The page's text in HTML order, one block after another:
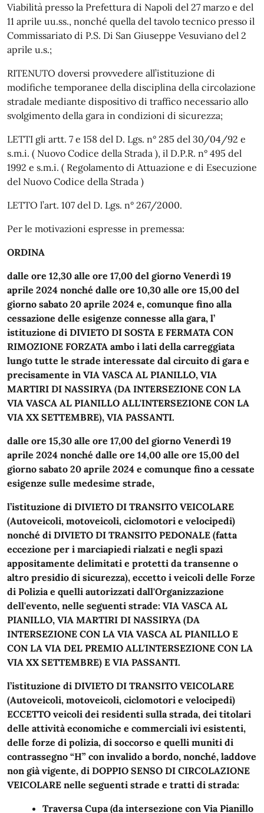
Viabilità presso la Prefettura di Napoli del 27 marzo e del
11 aprile uu.ss., nonché quella del tavolo tecnico presso il
Commissariato di P.S. Di San Giuseppe Vesuviano del 2
aprile u.s.;
RITENUTO doversi provvedere all’istituzione di
modifiche temporanee della disciplina della circolazione
stradale mediante dispositivo di traffico necessario allo
svolgimento della gara in condizioni di sicurezza;
LETTI gli artt. 7 e 158 del D. Lgs. n° 285 del 30/04/92 e
s.m.i. ( Nuovo Codice della Strada ), il D.P.R. n° 495 del
1992 e s.m.i. ( Regolamento di Attuazione e di Esecuzione
del Nuovo Codice della Strada )
LETTO l’art. 107 del D. Lgs. n° 267/2000.
Per le motivazioni espresse in premessa:
ORDINA
dalle ore 12,30 alle ore 17,00 del giorno Venerdì 19
aprile 2024 nonché dalle ore 10,30 alle ore 15,00 del
giorno sabato 20 aprile 2024 e, comunque fino alla
cessazione delle esigenze connesse alla gara, l’
istituzione di DIVIETO DI SOSTA E FERMATA CON
RIMOZIONE FORZATA ambo i lati della carreggiata
lungo tutte le strade interessate dal circuito di gara e
precisamente in VIA VASCA AL PIANILLO, VIA
MARTIRI DI NASSIRYA (DA INTERSEZIONE CON LA
VIA VASCA AL PIANILLO ALL'INTERSEZIONE CON LA
VIA XX SETTEMBRE), VIA PASSANTI.
dalle ore 15,30 alle ore 17,00 del giorno Venerdì 19
aprile 2024 nonché dalle ore 14,00 alle ore 15,00 del
giorno sabato 20 aprile 2024 e comunque fino a cessate
esigenze sulle medesime strade,
l’istituzione di DIVIETO DI TRANSITO VEICOLARE
(Autoveicoli, motoveicoli, ciclomotori e velocipedi)
nonché di DIVIETO DI TRANSITO PEDONALE (fatta
eccezione per i marciapiedi rialzati e negli spazi
appositamente delimitati e protetti da transenne o
altro presidio di sicurezza), eccetto i veicoli delle Forze
di Polizia e quelli autorizzati dall'Organizzazione
dell'evento, nelle seguenti strade: VIA VASCA AL
PIANILLO, VIA MARTIRI DI NASSIRYA (DA
INTERSEZIONE CON LA VIA VASCA AL PIANILLO E
CON LA VIA DEL PREMIO ALL'INTERSEZIONE CON LA
VIA XX SETTEMBRE) E VIA PASSANTI.
l’istituzione di DIVIETO DI TRANSITO VEICOLARE
(Autoveicoli, motoveicoli, ciclomotori e velocipedi)
ECCETTO veicoli dei residenti sulla strada, dei titolari
delle attività economiche e commerciali ivi esistenti,
delle forze di polizia, di soccorso e quelli muniti di
contrassegno “H” con invalido a bordo, nonché, laddove
non già vigente, di DOPPIO SENSO DI CIRCOLAZIONE
VEICOLARE nelle seguenti strade e tratti di strada:
Traversa Cupa (da intersezione con Via Pianillo